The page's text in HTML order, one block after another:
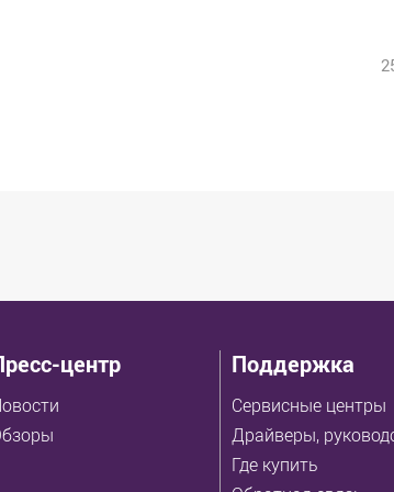
центр Поддержка
Сервисные центры
Драйверы,
Где купить